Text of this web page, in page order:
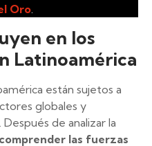
Oro
en los
Latinoamérica
están sujetos a
globales y
de analizar la
las fuerzas